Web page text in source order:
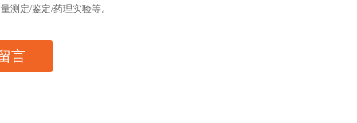
测定/鉴定/药理实验等。
言